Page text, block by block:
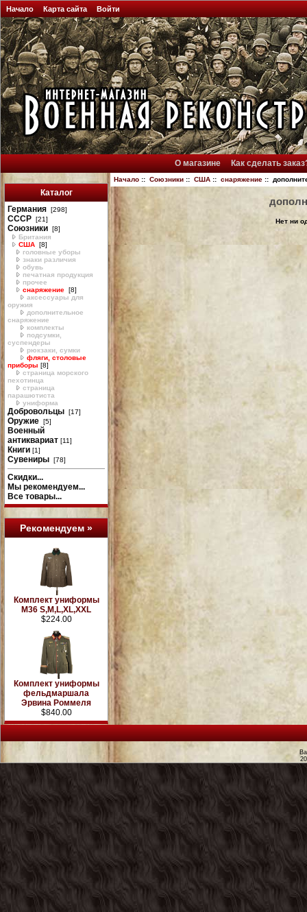
Начало Карта сайта Войти
О магазине Как сделать
Каталог
Германия [298]
СССР [21]
Союзники [8]
Британия
США [8]
головные уборы
знаки различия
обувь
печатная продукция
прочее
снаряжение [8]
аксессуары для
оружия
дополнительное
снаряжение
комплекты
подсумки,
суспендеры
рюкзаки, сумки
фляги, столовые
приборы [8]
страница морского
пехотинца
страница
парашютиста
униформа
Добровольцы [17]
Оружие [5]
Военный
антиквариат [11]
Книги [1]
Сувениры [78]
Скидки...
Мы рекомендуем...
Все товары...
Рекомендуем »
Комплект униформы
М36 S,M,L,XL,XXL
$224.00
Комплект униформы
фельдмаршала
Эрвина Роммеля
$840.00
Начало:: Союзники:: США:: снаряжение::
Нет ни